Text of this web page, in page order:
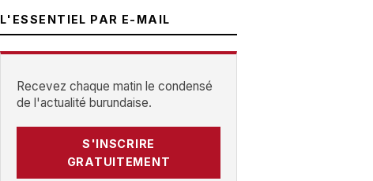
L'ESSENTIEL PAR E-MAIL
Recevez chaque matin le condensé
de l'actualité burundaise.
S'INSCRIRE
GRATUITEMENT